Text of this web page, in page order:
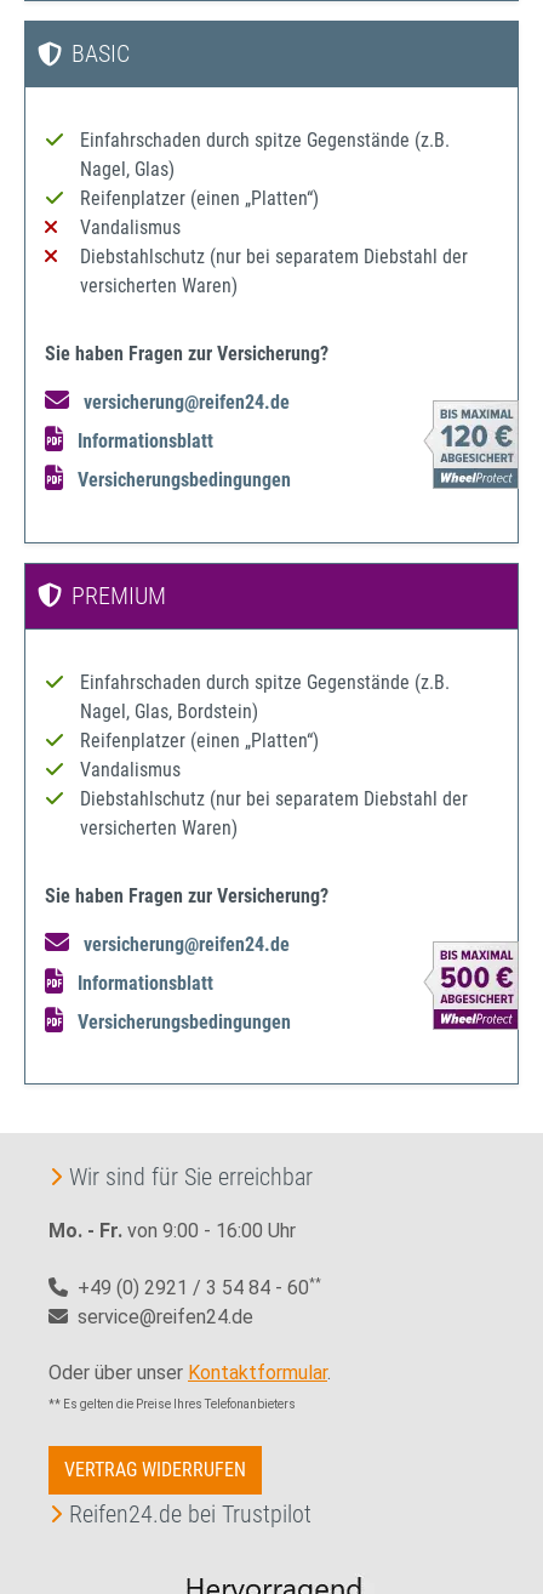
BASIC
Einfahrschaden durch spitze Gegenstände (z.B.
Nagel, Glas)
Reifenplatzer (einen „Platten“)
Vandalismus
Diebstahlschutz (nur bei separatem Diebstahl der
versicherten Waren)
Sie haben Fragen zur Versicherung?
versicherung@reifen24.de
Informationsblatt
Versicherungsbedingungen
PREMIUM
Einfahrschaden durch spitze Gegenstände (z.B.
Nagel, Glas, Bordstein)
Reifenplatzer (einen „Platten“)
Vandalismus
Diebstahlschutz (nur bei separatem Diebstahl der
versicherten Waren)
Sie haben Fragen zur Versicherung?
versicherung@reifen24.de
Informationsblatt
Versicherungsbedingungen
Wir sind für Sie erreichbar
Mo. - Fr. von 9:00 - 16:00 Uhr
+49 (0) 2921 / 3 54 84 - 60**
service@reifen24.de
Oder über unser Kontaktformular.
** Es gelten die Preise Ihres Telefonanbieters
VERTRAG WIDERRUFEN
Reifen24.de bei Trustpilot